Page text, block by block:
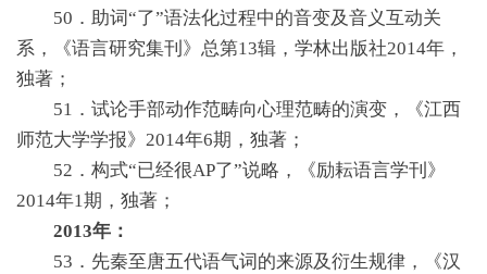
50．助词“了”语法化过程中的音变及音义互动关
系，《语言研究集刊》总第13辑，学林出版社2014年，
独著；
51．试论手部动作范畴向心理范畴的演变，《江西
师范大学学报》2014年6期，独著；
52．构式“已经很AP了”说略，《励耘语言学刊》
2014年1期，独著；
2013年：
53．先秦至唐五代语气词的来源及衍生规律，《汉